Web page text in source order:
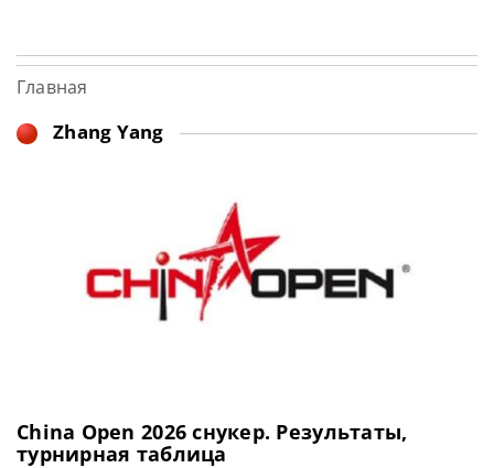
Главная
Zhang Yang
China Open 2026 cнукер. Результаты,
турнирная таблица